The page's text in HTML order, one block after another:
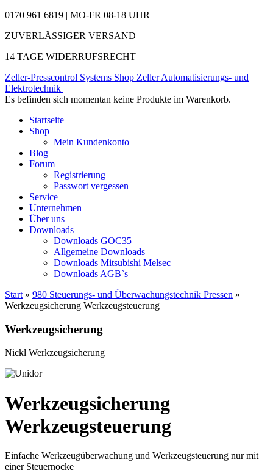
0170 961 6819 | MO-FR 08-18 UHR
ZUVERLÄSSIGER VERSAND
14 TAGE WIDERRUFSRECHT
Zeller-Presscontrol Systems Shop Zeller Automatisierungs- und
Elektrotechnik
Es befinden sich momentan keine Produkte im Warenkorb.
Startseite
Shop
Mein Kundenkonto
Blog
Forum
Registrierung
Passwort vergessen
Service
Unternehmen
Über uns
Downloads
Downloads GOC35
Allgemeine Downloads
Downloads Mitsubishi Melsec
Downloads AGB`s
Start » 980 Steuerungs- und Überwachungstechnik Pressen »
Werkzeugsicherung Werkzeugsteuerung
Werkzeugsicherung
Nickl Werkzeugsicherung
Werkzeugsicherung
Werkzeugsteuerung
Einfache Werkzeugüberwachung und Werkzeugsteuerung nur mit
einer Steuernocke